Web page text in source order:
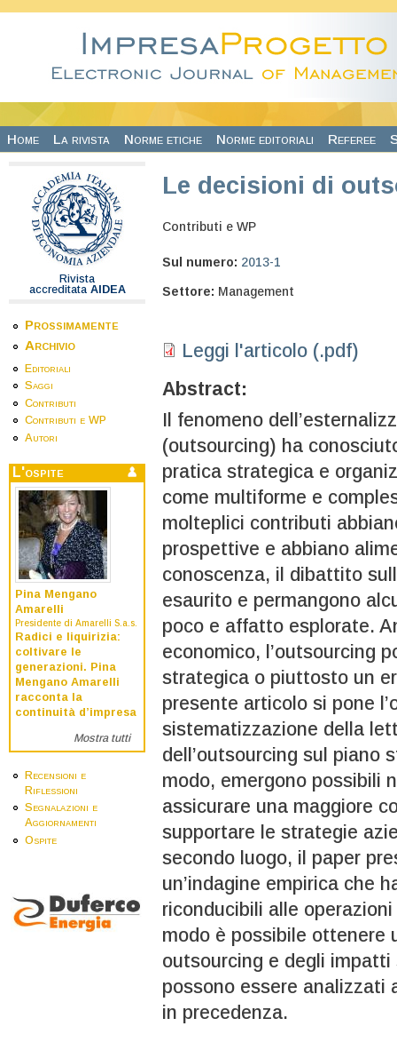
Home La rivista Norme etiche Norme editoriali Referee
Rivista
accreditata AIDEA
Prossimamente
Archivio
Editoriali
Saggi
Contributi
Contributi e WP
Autori
L'ospite
Pina Mengano
Amarelli
Presidente di Amarelli S.a.s.
Radici e liquirizia:
coltivare le
generazioni. Pina
Mengano Amarelli
racconta la
continuità d’impresa
Mostra tutti
Recensioni e
Riflessioni
Segnalazioni e
Aggiornamenti
Ospite
Le decisioni di
Contributi e WP
Sul numero: 2013-1
Settore: Management
Leggi l'articolo (.pdf)
Abstract:
Il fenomeno
(outsourcing) ha
pratica strategica e
come multiforme e
molteplici contributi
prospettive e abbiano
conoscenza, il dibattito
esaurito e permangono
poco e affatto esplorate.
economico, l’outsourcing
strategica o piuttosto un
presente articolo si pone
sistematizzazione della
dell’outsourcing sul piano
modo, emergono possibili
assicurare una maggiore
supportare le strategie
secondo luogo, il paper
un’indagine empirica che
riconducibili alle
modo è possibile ottenere
outsourcing e degli
possono essere
in precedenza.